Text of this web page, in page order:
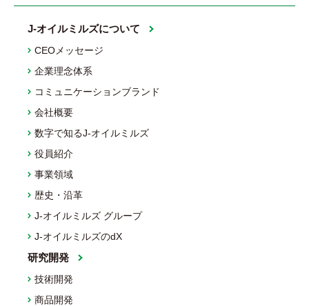
J-オイルミルズについて
CEOメッセージ
企業理念体系
コミュニケーションブランド
会社概要
数字で知るJ-オイルミルズ
役員紹介
事業領域
歴史・沿革
J-オイルミルズ グループ
J-オイルミルズのdX
研究開発
技術開発
商品開発